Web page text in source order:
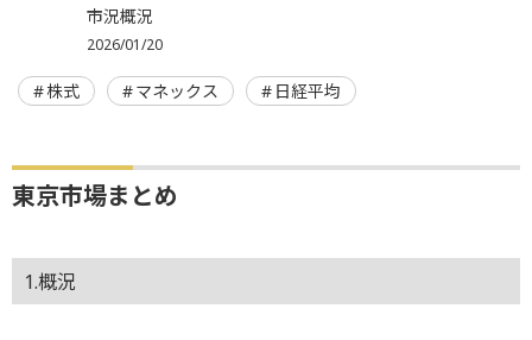
市況概況
2026/01/20
株式 マネックス 日経平均
東京市場まとめ
1.概況